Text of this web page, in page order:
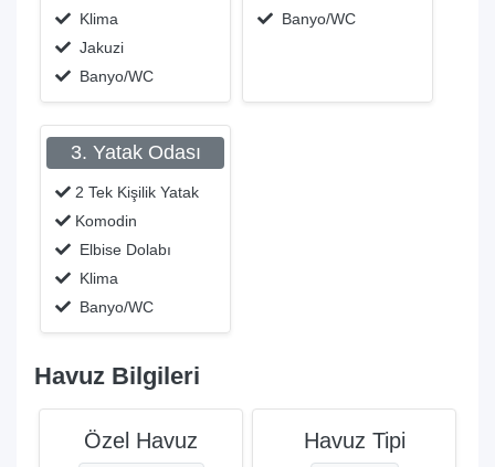
Klima
Jakuzi
Banyo/WC
Banyo/WC
3. Yatak Odası
2 Tek Kişilik Yatak
Komodin
Elbise Dolabı
Klima
Banyo/WC
Havuz Bilgileri
Özel Havuz Havuz Tipi